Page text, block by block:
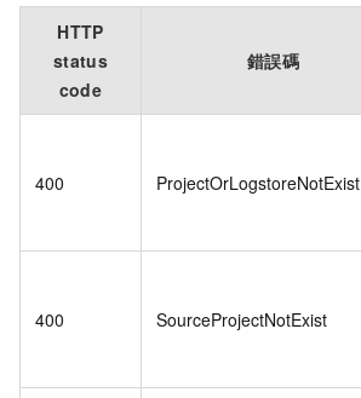
HTTP
status
code
錯誤碼
400 ProjectOrLogstoreNotExist
400 SourceProjectNotExist